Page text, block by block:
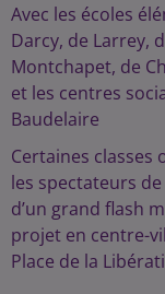
Avec les écoles
Darcy, de Larrey,
Montchapet, de
et les centres
Baudelaire
Certaines
les spectateurs
d’un grand flash
projet en centre-
Place de la